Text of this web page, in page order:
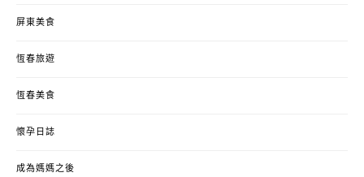
屏東美食
恆春旅遊
恆春美食
懷孕日誌
成為媽媽之後